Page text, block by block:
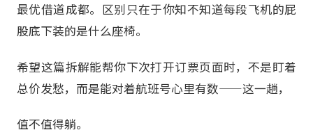
最优借道成都。区别只在于你知不知道每段飞机的屁
股底下装的是什么座椅。
希望这篇拆解能帮你下次打开订票页面时，不是盯着
总价发愁，而是能对着航班号心里有数——这一趟，
值不值得躺。